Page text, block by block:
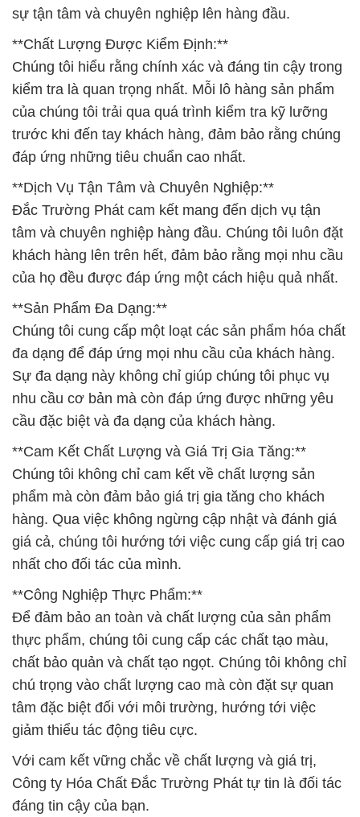
của chúng tôi trải qua quá trình kiểm tra kỹ lưỡng
trước khi đến tay khách hàng, đảm bảo rằng chúng
đáp ứng những tiêu chuẩn cao nhất.
**Dịch Vụ Tận Tâm và Chuyên Nghiệp:**
Đắc Trường Phát cam kết mang đến dịch vụ tận
tâm và chuyên nghiệp hàng đầu. Chúng tôi luôn đặt
khách hàng lên trên hết, đảm bảo rằng mọi nhu cầu
của họ đều được đáp ứng một cách hiệu quả nhất.
**Sản Phẩm Đa Dạng:**
Chúng tôi cung cấp một loạt các sản phẩm hóa chất
đa dạng để đáp ứng mọi nhu cầu của khách hàng.
Sự đa dạng này không chỉ giúp chúng tôi phục vụ
nhu cầu cơ bản mà còn đáp ứng được những yêu
cầu đặc biệt và đa dạng của khách hàng.
**Cam Kết Chất Lượng và Giá Trị Gia Tăng:**
Chúng tôi không chỉ cam kết về chất lượng sản
phẩm mà còn đảm bảo giá trị gia tăng cho khách
hàng. Qua việc không ngừng cập nhật và đánh giá
giá cả, chúng tôi hướng tới việc cung cấp giá trị cao
nhất cho đối tác của mình.
**Công Nghiệp Thực Phẩm:**
Để đảm bảo an toàn và chất lượng của sản phẩm
thực phẩm, chúng tôi cung cấp các chất tạo màu,
chất bảo quản và chất tạo ngọt. Chúng tôi không chỉ
chú trọng vào chất lượng cao mà còn đặt sự quan
tâm đặc biệt đối với môi trường, hướng tới việc
giảm thiểu tác động tiêu cực.
Với cam kết vững chắc về chất lượng và giá trị,
Công ty Hóa Chất Đắc Trường Phát tự tin là đối tác
đáng tin cậy của bạn.
# Cty thương mại # bán Cacbonate Kali Dạng Bột ×
K2CO3 Unid Trung Quốc China
# Công ty chuyên kinh doanh ε cung cấp Cacbonate
Kali Dạng Bột × K2CO3 Unid Trung Quốc China